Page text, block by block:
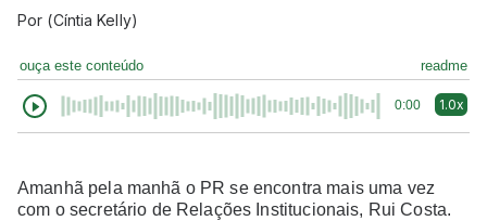
Por (Cíntia Kelly)
ouça este conteúdo readme
0:00 1.0x
Amanhã pela manhã o PR se encontra mais uma vez
com o secretário de Relações Institucionais, Rui Costa.